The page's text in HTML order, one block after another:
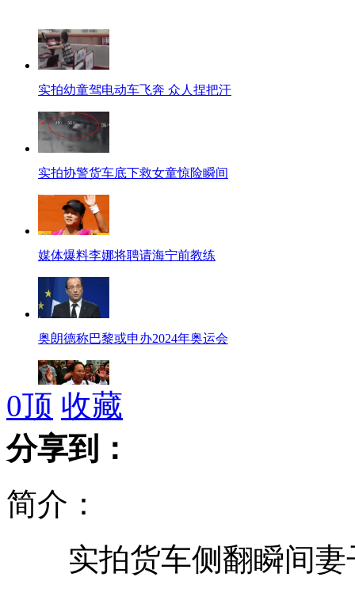
实拍幼童驾电动车飞奔 众人捏把汗
实拍协警货车底下救女童惊险瞬间
媒体爆料李娜将聘请海宁前教练
奥朗德称巴黎或申办2024年奥运会
药庆卫诉张显名誉侵权获赔1元
家长给孩子领试卷 7份中4份有广告
0顶 收藏
分享到：
简介：
实拍货车侧翻瞬间妻